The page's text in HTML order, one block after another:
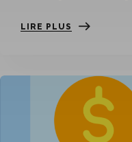
LIRE PLUS